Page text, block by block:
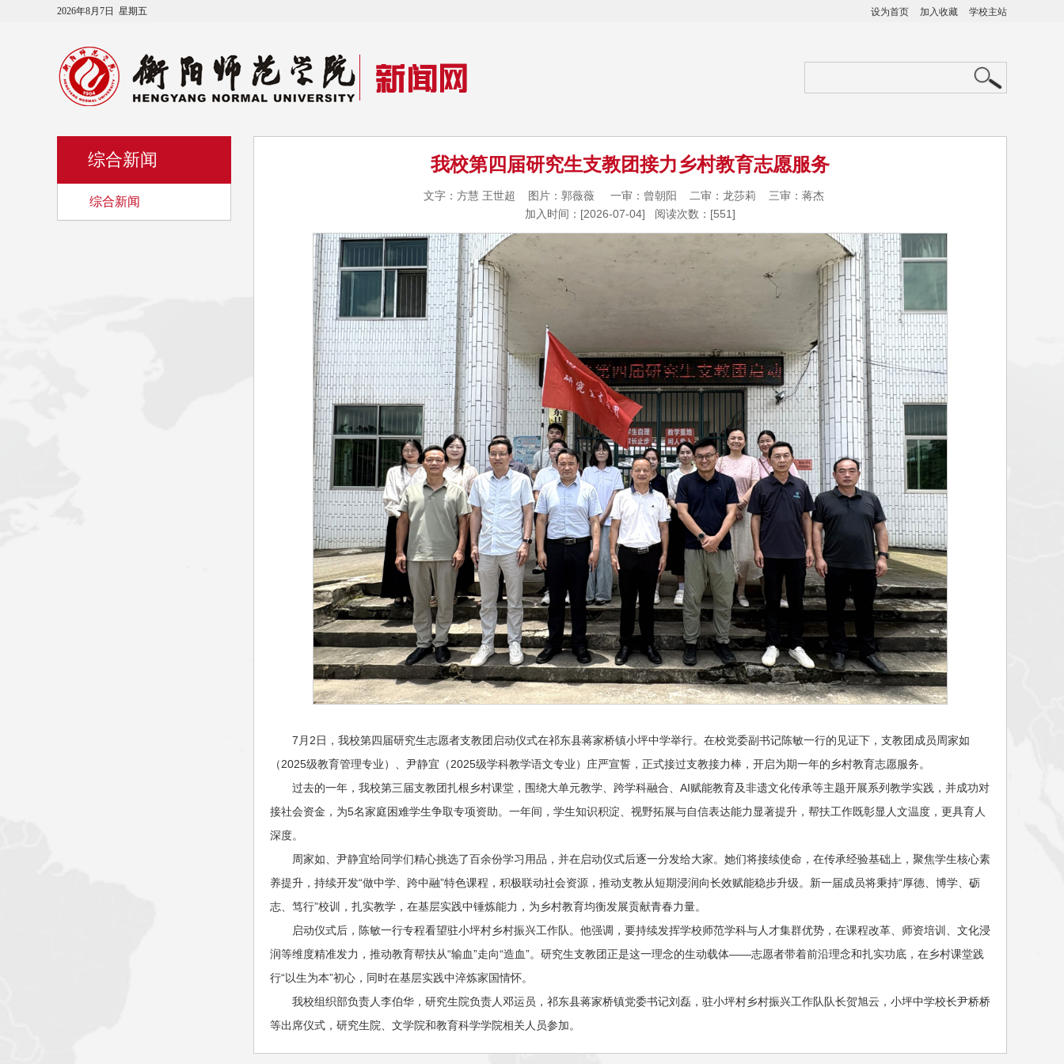
2026年8月7日 星期五 设为首页 加入收藏 学校主站
综合新闻
综合新闻
我校第四届研究生支教团接力乡村教育志愿服务
文字：方慧 王世超 图片：郭薇薇 一审：曾朝阳 二审：龙莎莉 三审：蒋杰
加入时间：[2026-07-04] 阅读次数：[551]
7月2日，我校第四届研究生志愿者支教团启动仪式在祁东县蒋家桥镇小坪中学举行。在校党委副书记陈敏一行的见证下，支教团成员周家如
（2025级教育管理专业）、尹静宜（2025级学科教学语文专业）庄严宣誓，正式接过支教接力棒，开启为期一年的乡村教育志愿服务。
过去的一年，我校第三届支教团扎根乡村课堂，围绕大单元教学、跨学科融合、AI赋能教育及非遗文化传承等主题开展系列教学实践，并成功对
接社会资金，为5名家庭困难学生争取专项资助。一年间，学生知识积淀、视野拓展与自信表达能力显著提升，帮扶工作既彰显人文温度，更具育人
深度。
周家如、尹静宜给同学们精心挑选了百余份学习用品，并在启动仪式后逐一分发给大家。她们将接续使命，在传承经验基础上，聚焦学生核心素
养提升，持续开发“做中学、跨中融”特色课程，积极联动社会资源，推动支教从短期浸润向长效赋能稳步升级。新一届成员将秉持“厚德、博学、砺
志、笃行”校训，扎实教学，在基层实践中锤炼能力，为乡村教育均衡发展贡献青春力量。
启动仪式后，陈敏一行专程看望驻小坪村乡村振兴工作队。他强调，要持续发挥学校师范学科与人才集群优势，在课程改革、师资培训、文化浸
润等维度精准发力，推动教育帮扶从“输血”走向“造血”。研究生支教团正是这一理念的生动载体——志愿者带着前沿理念和扎实功底，在乡村课堂践
行“以生为本”初心，同时在基层实践中淬炼家国情怀。
我校组织部负责人李伯华，研究生院负责人邓运员，祁东县蒋家桥镇党委书记刘磊，驻小坪村乡村振兴工作队队长贺旭云，小坪中学校长尹桥桥
等出席仪式，研究生院、文学院和教育科学学院相关人员参加。